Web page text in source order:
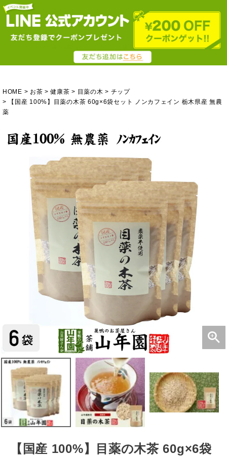
HOME お茶 健康茶 目薬の木
チップ
【国産 100%】目薬の木茶 60g×6袋セット ノンカフェイン 栃木県産 無農
薬
【国産 100%】目薬の木茶 60g×6袋